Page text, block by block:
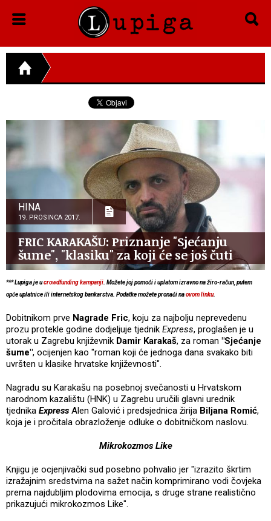
HINA
19. PROSINCA 2017.
FRIC KARAKAŠU: Priznanje "Sjećanju
šume", "klasiku" za koji će se još čuti
*** Lupiga je ucrowdfunding kampanji . Možete joj pomoći i uplatom izravno na žiro-račun, putem
opće uplatnice ili internetskog bankarstva. Podatke možete pronaći naovom linku.
Dobitnikom prve Nagrade Fric, koju za najbolju neprevedenu
prozu protekle godine dodjeljuje tjednik Express, proglašen je u
utorak u Zagrebu književnik Damir Karakaš, za roman "Sjećanje
šume", ocijenjen kao "roman koji će jednoga dana svakako biti
uvršten u klasike hrvatske književnosti".
Nagradu su Karakašu na posebnoj svečanosti u Hrvatskom
narodnom kazalištu (HNK) u Zagrebu uručili glavni urednik
tjednika Express Alen Galović i predsjednica žirija Biljana Romić,
koja je i pročitala obrazloženje odluke o dobitničkom naslovu.
Mikrokozmos Like
Knjigu je ocjenjivački sud posebno pohvalio jer "izrazito škrtim
izražajnim sredstvima na sažet način komprimirano vodi čovjeka
prema najdubljim plodovima emocija, s druge strane realistično
prikazujući mikrokozmos Like".